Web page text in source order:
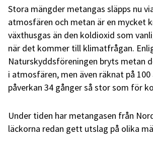
Stora mängder metangas släpps nu
atmosfären och metan är en mycket
växthusgas än den koldioxid som
när det kommer till klimatfrågan.
Naturskyddsföreningen bryts metan
i atmosfären, men även räknat på 100
påverkan 34 gånger så stor som för
Under tiden har metangasen från
läckorna redan gett utslag på olika